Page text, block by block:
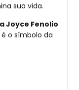
sua vida.
Joyce Fenolio
o símbolo da